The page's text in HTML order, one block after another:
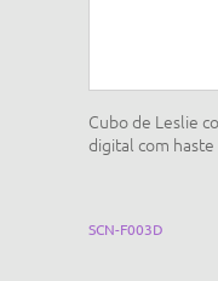
Cubo de Leslie
digital com haste
SCN-F003D